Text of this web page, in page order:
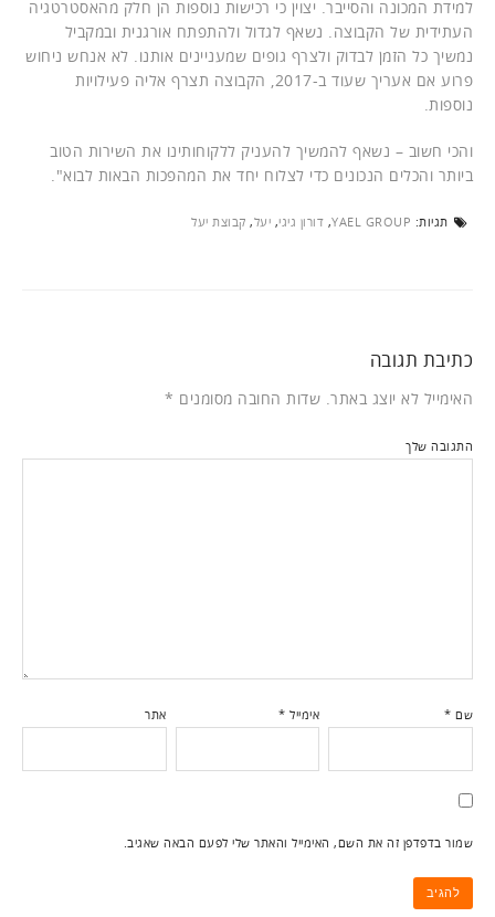
למידת המכונה והסייבר. יצוין כי רכישות נוספות הן חלק מהאסטרטגיה
העתידית של הקבוצה. נשאף לגדול ולהתפתח אורגנית ובמקביל
נמשיך כל הזמן לבדוק ולצרף גופים שמעניינים אותנו. לא אנחש ניחוש
פרוע אם אעריך שעוד ב-2017, הקבוצה תצרף אליה פעילויות
נוספות.
והכי חשוב – נשאף להמשיך להעניק ללקוחותינו את השירות הטוב
ביותר והכלים הנכונים כדי לצלוח יחד את המהפכות הבאות לבוא".
תגיות: YAEL GROUP
, דורון גיגי, יעל, קבוצת יעל
כתיבת תגובה
האימייל לא יוצג באתר. שדות החובה מסומנים *
התגובה שלך
שם * אימייל * אתר
שמור בדפדפן זה את השם, האימייל והאתר שלי לפעם הבאה שאגיב.